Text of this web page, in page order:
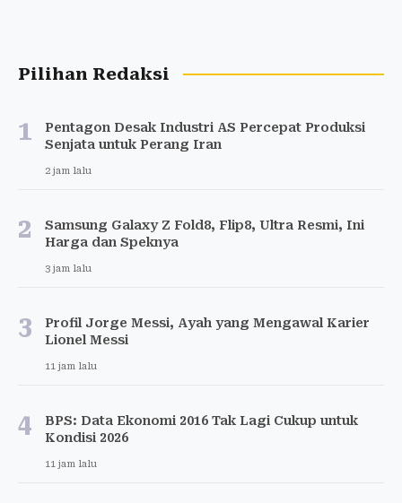
Pilihan Redaksi
1
Pentagon Desak Industri AS Percepat Produksi
Senjata untuk Perang Iran
2 jam lalu
2
Samsung Galaxy Z Fold8, Flip8, Ultra Resmi, Ini
Harga dan Speknya
3 jam lalu
3
Profil Jorge Messi, Ayah yang Mengawal Karier
Lionel Messi
11 jam lalu
4
BPS: Data Ekonomi 2016 Tak Lagi Cukup untuk
Kondisi 2026
11 jam lalu